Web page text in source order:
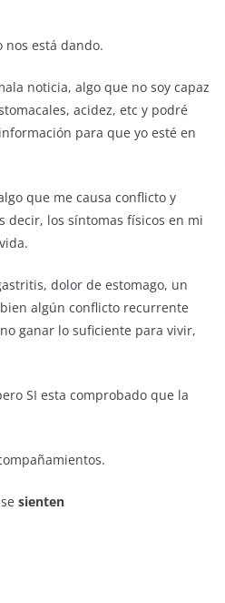
está dando.
noticia, algo que no soy capaz
acidez, etc y podré
para que yo esté en
que me causa conflicto y
decir, los síntomas físicos en mi
dolor de estomago, un
algún conflicto recurrente
ganar lo suficiente para vivir,
SI esta comprobado que la
sienten